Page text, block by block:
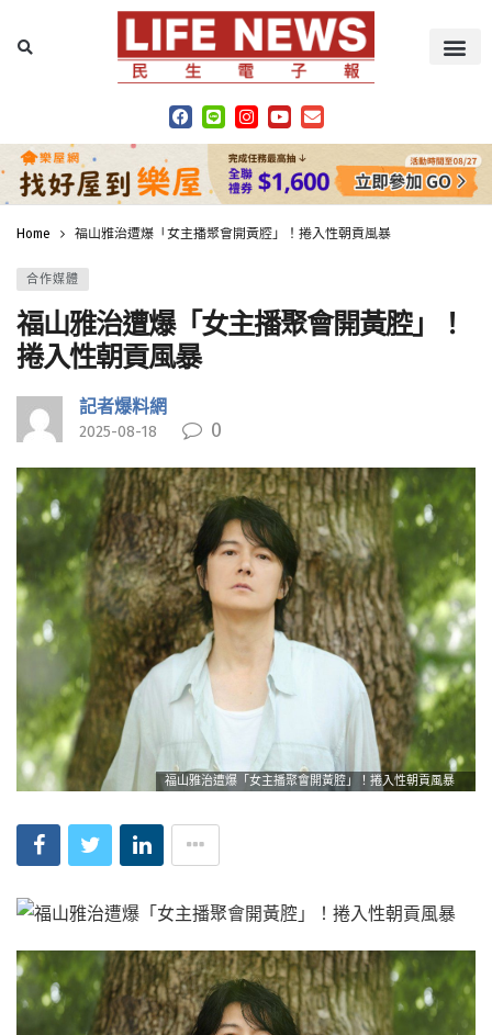
Home 福山雅治遭爆「女主播聚會開黃腔」！捲入性朝貢風暴
合作媒體
福山雅治遭爆「女主播聚會開黃腔」！
捲入性朝貢風暴
記者爆料網
2025-08-18 0
福山雅治遭爆「女主播聚會開黃腔」！捲入性朝貢風暴